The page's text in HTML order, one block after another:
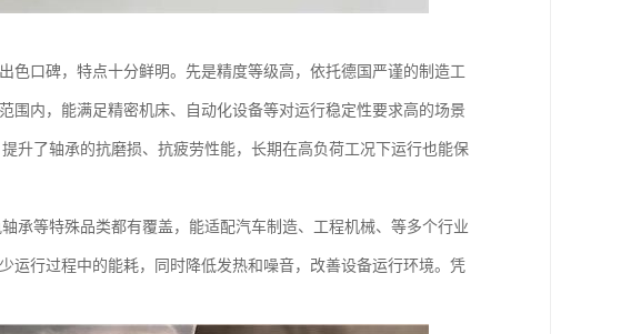
口碑，特点十分鲜明。先是精度等级高，依托德国严谨的制造工
内，能满足精密机床、自动化设备等对运行稳定性要求高的场景
升了轴承的抗磨损、抗疲劳性能，长期在高负荷工况下运行也能保
承等特殊品类都有覆盖，能适配汽车制造、工程机械、等多个行业
运行过程中的能耗，同时降低发热和噪音，改善设备运行环境。凭